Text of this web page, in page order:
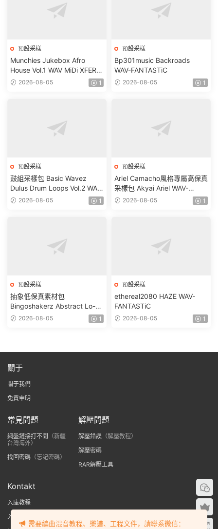
預設采樣
Munchies Jukebox Afro
House Vol.1 WAV MiDi XFER
RECORDS SERUM-
2026-08-05 1
預設采樣
Bp301music Backroads
WAV-FANTASTiC
2026-08-05 1
預設采樣
鼓組采樣包 Basic Wavez
Dulus Drum Loops Vol.2 WAV-
FANTASTiC
2026-08-05 1
預設采樣
Ariel Camacho風格專屬高保真
采樣包 Akyai Ariel WAV-
FANTASTiC
2026-08-05 1
預設采樣
抽象低保真素材包
Bingoshakerz Abstract Lo-Fi
WAV MiDi REX-FANTASTiC
2026-08-05 1
預設采樣
ethereal2080 HAZE WAV-
FANTASTiC
2026-08-05 1
關于
關于我們
免責申明
常見問題
網盤鏈接打不開
（新疆
台灣海外）
找回密碼 （忘記密碼）
解壓問題
解壓錯誤（解壓教程）
解壓密碼
RAR解壓工具
Kontakt
入庫教程
入庫提示no library found
需要編曲混音教程、樂譜、工程文件，請聯系微信：